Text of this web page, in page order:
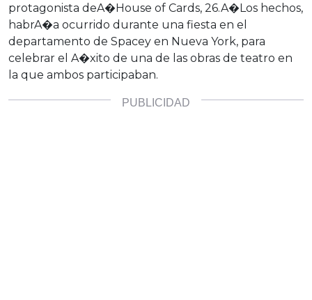
protagonista deA�House of Cards, 26.A�Los hechos,
habrA�a ocurrido durante una fiesta en el
departamento de Spacey en Nueva York, para
celebrar el A�xito de una de las obras de teatro en
la que ambos participaban.